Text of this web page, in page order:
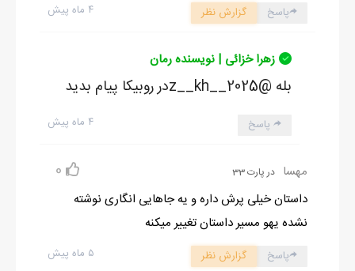
۴ ماه پیش پاسخ گزارش نظر
زهرا خزائی | نویسنده رمان
بله @z__kh__2025در روبیکا پیام بدید
۴ ماه پیش پاسخ
مهسا در پارت 33 0
داستان خیلی پرش داره و یه جاهایی انگاری نوشته
نشده یهو مسیر داستان تغییر میکنه
۵ ماه پیش پاسخ گزارش نظر